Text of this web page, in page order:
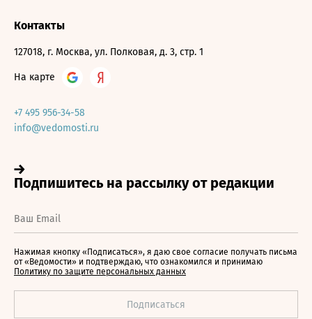
Контакты
127018, г. Москва, ул. Полковая, д. 3, стр. 1
На карте
+7 495 956-34-58
info@vedomosti.ru
Нажимая кнопку «Подписаться», я даю свое согласие получать письма
от «Ведомости» и подтверждаю, что ознакомился и принимаю
Политику по защите персональных данных